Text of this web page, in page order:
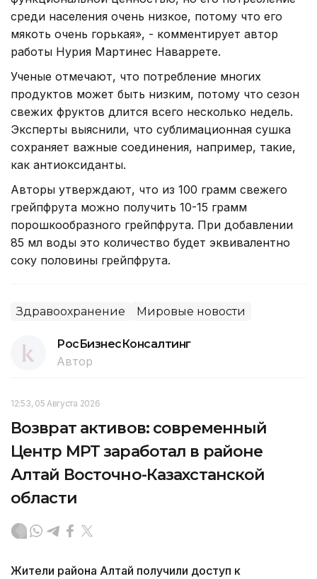
среди населения очень низкое, потому что его
мякоть очень горькая», - комментирует автор
работы Нурия Мартинес Наваррете.
Ученые отмечают, что потребление многих
продуктов может быть низким, потому что сезон
свежих фруктов длится всего несколько недель.
Эксперты выяснили, что сублимационная сушка
сохраняет важные соединения, например, такие,
как антиоксиданты.
Авторы утверждают, что из 100 грамм свежего
грейпфрута можно получить 10-15 грамм
порошкообразного грейпфрута. При добавлении
85 мл воды это количество будет эквивалентно
соку половины грейпфрута.
Здравоохранение Мировые новости
РосБизнесКонсалтинг
Автор
12:53, 05 Августа 2026
Возврат активов: современный
Центр МРТ заработал в районе
Алтай Восточно-Казахстанской
области
Жители района Алтай получили доступ к